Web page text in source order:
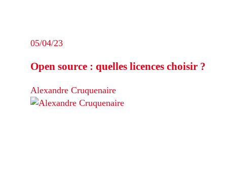
05/04/23
Open source : quelles licences choisir ?
Alexandre Cruquenaire